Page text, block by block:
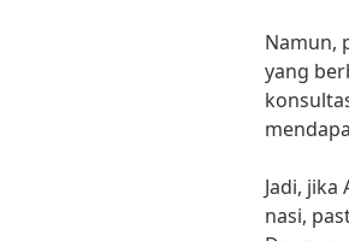
Namun,
yang
Jadi,
nasi,